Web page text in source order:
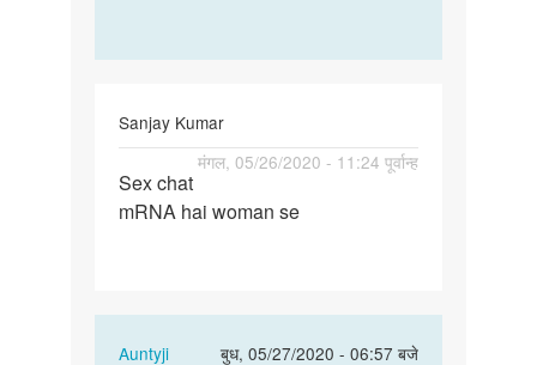
Sanjay Kumar
मंगल, 05/26/2020 - 11:24 पूर्वान्ह
Sex
chat
Sex chat
mRNA hai woman se
Auntyji बुध, 05/27/2020 - 06:57 बजे
In